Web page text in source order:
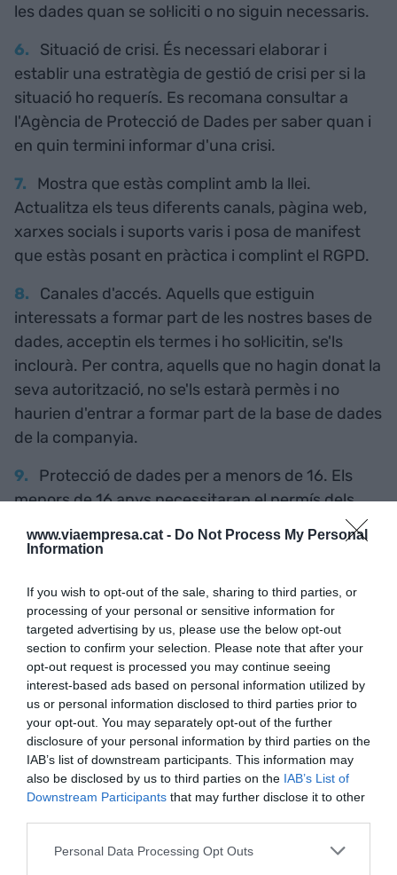
www.viaempresa.cat - Do Not Process My Personal
Information
If you wish to opt-out of the sale, sharing to third parties, or
processing of your personal or sensitive information for
targeted advertising by us, please use the below opt-out
section to confirm your selection. Please note that after your
opt-out request is processed you may continue seeing
interest-based ads based on personal information utilized by
us or personal information disclosed to third parties prior to
your opt-out. You may separately opt-out of the further
disclosure of your personal information by third parties on the
IAB’s list of downstream participants. This information may
also be disclosed by us to third parties on the IAB’s List of
Downstream Participants that may further disclose it to other
Personal Data Processing Opt Outs
les dades quan se sol·liciti o no siguin necessaris.
Situació de crisi. És necessari elaborar i
establir una estratègia de gestió de crisi per si la
situació ho requerís. Es recomana consultar a
l'Agència de Protecció de Dades per saber quan i
en quin termini informar d'una crisi.
Mostra que estàs complint amb la llei.
Actualitza els teus diferents canals, pàgina web,
xarxes socials i suports varis i posa de manifest
que estàs posant en pràctica i complint el RGPD.
Canales d'accés. Aquells que estiguin
interessats a formar part de les nostres bases de
dades, acceptin els termes i ho sol·licitin, se'ls
inclourà. Per contra, aquells que no hagin donat la
seva autorització, no se'ls estarà permès i no
haurien d'entrar a formar part de la base de dades
de la companyia.
Protecció de dades per a menors de 16. Els
menors de 16 anys necessitaran el permís dels
seus pares o tutor amb la nova Llei de Protecció
de Dades.
Nou càrrec: Delegat de Protecció de Dades
(DPD). Es recomana incloure la figura per
assegurar que es respecta i compleix amb
l'establert en la RGPD. Aquest punt no és
obligatori, però si ho recomana la UE. El perfil de
DPD abasta des d'un professional extern a
l'empresa o algun treballador que assumeixi el rol.
VIA Empresa també
s'adapta al Reglament
General de Protecció de